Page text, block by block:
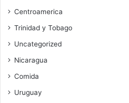
Centroamerica
Trinidad y Tobago
Uncategorized
Nicaragua
Comida
Uruguay